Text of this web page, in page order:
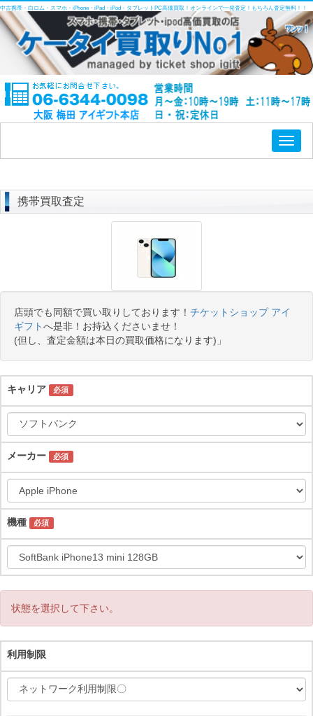
中古携帯・白ロム・スマホ・iPhone・iPad・iPod・タブレットPC高価買取！オンラインで一発査定！もちろん査定無料！！
携帯買取査定
店頭でも同額で買い取りしております！ チケットショップ アイ
ギフトへ是非！お持込くださいませ！
(但し、査定金額は本日の買取価格になります)」
キャリア 必須
メーカー 必須
機種 必須
状態を選択して下さい。
利用制限